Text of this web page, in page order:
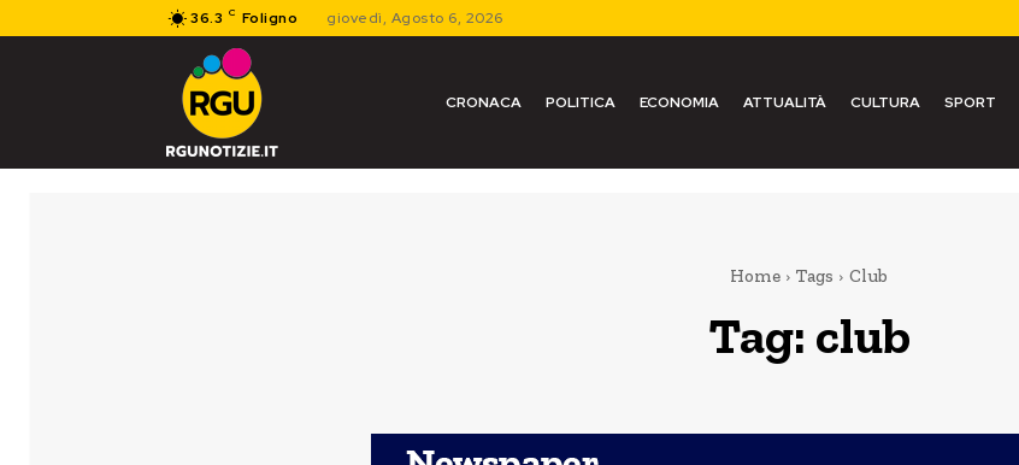
36.3 C Foligno giovedì, Agosto 6, 2026
CRONACA POLITICA ECONOMIA ATTUALITÀ CULTURA SPORT
Home Tags Club
Tag: club